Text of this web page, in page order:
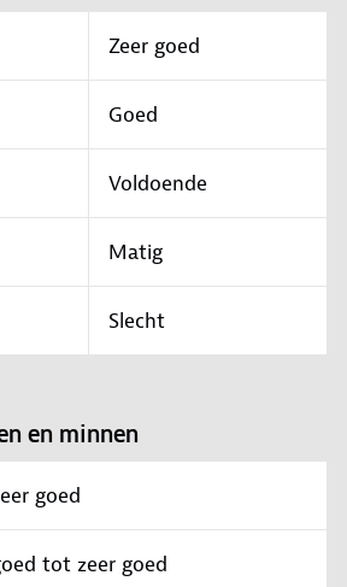
Zeer goed
Goed
Voldoende
Matig
Slecht
en minnen
goed
tot zeer goed